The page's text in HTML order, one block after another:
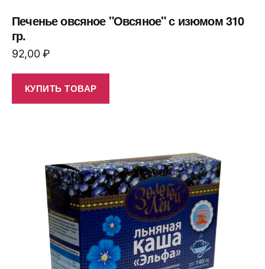
Печенье овсяное "Овсяное" с изюмом 310
гр.
92,00₽
КУПИТЬ ТОВАР